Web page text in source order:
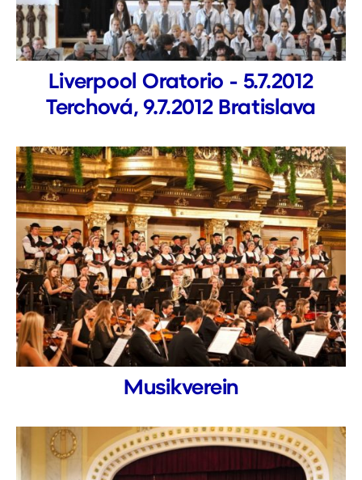
Liverpool Oratorio - 5.7.2012
Terchová, 9.7.2012 Bratislava
Musikverein